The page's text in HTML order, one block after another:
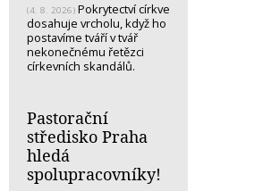
(4. 8. 2026) Pokrytectví církve
dosahuje vrcholu, když ho
postavíme tváří v tvář
nekonečnému řetězci
církevních skandálů.
Pastorační
středisko Praha
hledá
spolupracovníky!